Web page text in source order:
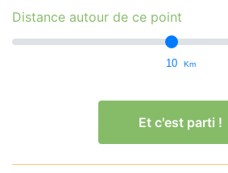
Distance autour de ce point
10 Km
Et c'est parti !